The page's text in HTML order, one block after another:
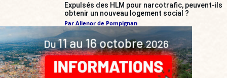
Expulsés des HLM pour narcotrafic, peuvent-ils
obtenir un nouveau logement social ?
Par Alienor de Pompignan